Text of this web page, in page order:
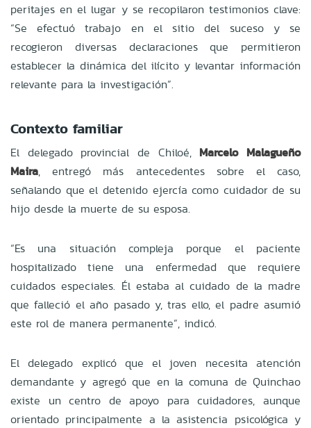
peritajes en el lugar y se recopilaron testimonios clave:
“Se efectuó trabajo en el sitio del suceso y se
recogieron diversas declaraciones que permitieron
establecer la dinámica del ilícito y levantar información
relevante para la investigación”.
Contexto familiar
El delegado provincial de Chiloé, Marcelo Malagueño
Maira, entregó más antecedentes sobre el caso,
señalando que el detenido ejercía como cuidador de su
hijo desde la muerte de su esposa.
“Es una situación compleja porque el paciente
hospitalizado tiene una enfermedad que requiere
cuidados especiales. Él estaba al cuidado de la madre
que falleció el año pasado y, tras ello, el padre asumió
este rol de manera permanente”, indicó.
El delegado explicó que el joven necesita atención
demandante y agregó que en la comuna de Quinchao
existe un centro de apoyo para cuidadores, aunque
orientado principalmente a la asistencia psicológica y